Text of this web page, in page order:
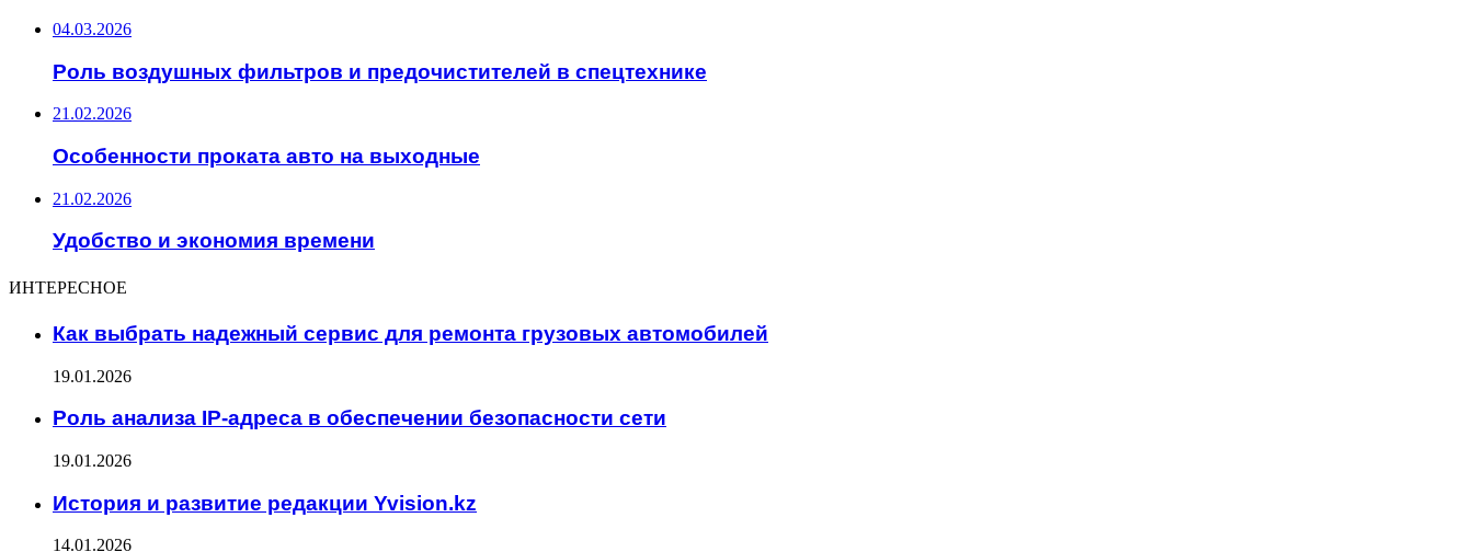
04.03.2026
Роль воздушных фильтров и предочистителей в спецтехнике
21.02.2026
Особенности проката авто на выходные
21.02.2026
Удобство и экономия времени
ИНТЕРЕСНОЕ
Как выбрать надежный сервис для ремонта грузовых автомобилей
19.01.2026
Роль анализа IP-адреса в обеспечении безопасности сети
19.01.2026
История и развитие редакции Yvision.kz
14.01.2026